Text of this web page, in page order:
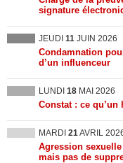
signature
JEUDI 11 JUIN 2026
Condamnation
d’un influenceur
LUNDI 18 MAI 2026
Constat : ce
MARDI 21AVRIL
Agression
mais pas de